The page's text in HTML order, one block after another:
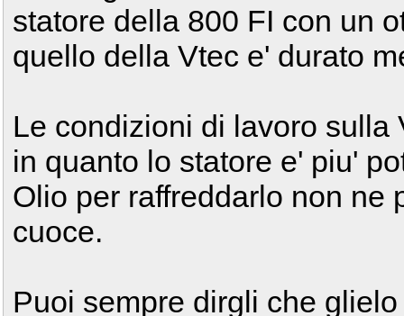
statore della 800 FI con un
quello della Vtec e' durato
Le condizioni di lavoro
in quanto lo statore e' piu'
Olio per raffreddarlo non ne
cuoce.
Puoi sempre dirgli che